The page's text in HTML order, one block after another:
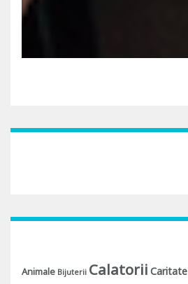
Animale Bijuterii Calatorii Caritate